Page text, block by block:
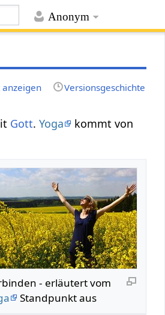
Anonym
Versionsgeschichte
Gott.Yoga
kommt von
- erläutert vom
Standpunkt aus